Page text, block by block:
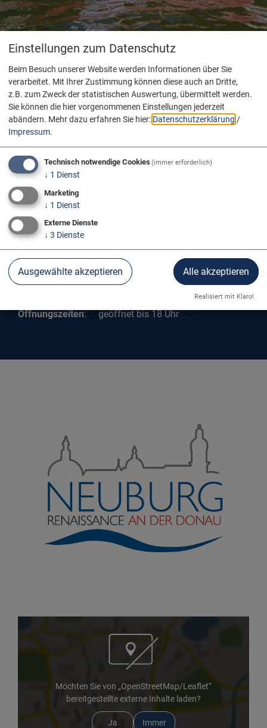
TOURIST-INFO NEUBURG
Öffnungszeiten: geöffnet bis 18 Uhr
Möchten Sie von „OpenStreetMap/Leaflet“
bereitgestellte externe Inhalte laden?
Ja Immer
Einstellungen zum Datenschutz
Beim Besuch unserer Website werden Informationen über Sie
verarbeitet. Mit Ihrer Zustimmung können diese auch an Dritte,
z.B. zum Zweck der statistischen Auswertung, übermittelt werden.
Sie können die hier vorgenommenen Einstellungen jederzeit
abändern. Mehr dazu erfahren Sie hier: Datenschutzerklärung /
Impressum.
Technisch notwendige Cookies(immer erforderlich)
↓ 1 Dienst
Marketing
↓ 1 Dienst
Externe Dienste
↓ 3 Dienste
Ausgewählte akzeptieren Alle akzeptieren
Realisiert mit Klaro!